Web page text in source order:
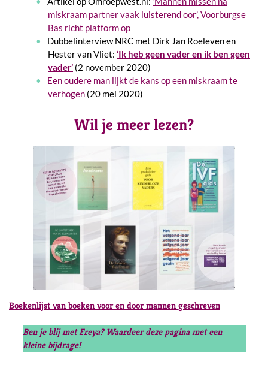
miskraam partner vaak luisterend oor’, Voorburgse
Bas richt platform op
Dubbelinterview NRC met Dirk Jan Roeleven en
Hester van Vliet: ‘Ik heb geen vader en ik ben geen
vader’ (2 november 2020)
Een oudere man lijkt de kans op een miskraam te
verhogen (20 mei 2020)
Wil je meer lezen?
Boekenlijst van boeken voor en door mannen geschreven
Ben je blij met Freya? Waardeer deze pagina met een
kleine bijdrage!